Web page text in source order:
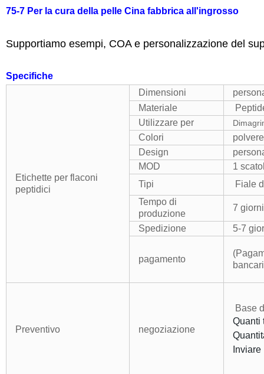
75-7 Per la cura della pelle Cina fabbrica all'ingrosso
Supportiamo esempi, COA e personalizzazione del
Specifiche
Etichette per flaconi
peptidici
Dimensioni
Materiale
Utilizzare per
Colori
Design
MOD
1
Tipi
Fiale
Tempo di
produzione
7
Spedizione 5-7
pagamento
Preventivo negoziazione
Base
Quanti